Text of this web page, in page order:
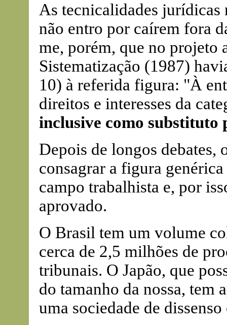
As tecnicalidades jurídicas
não entro por caírem fora
me, porém, que no projeto
Sistematização (1987)
10) à referida figura: "À
direitos e interesses da
inclusive como substituto
Depois de longos debates,
consagrar a figura
campo trabalhista e, por
aprovado.
O Brasil tem um volume
cerca de 2,5 milhões de
tribunais. O Japão, que
do tamanho da nossa, tem
uma sociedade de